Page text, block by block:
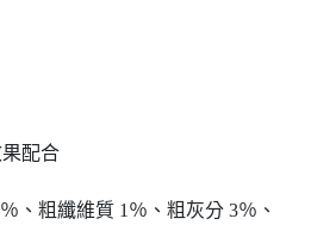
配合
、粗纖維質 1％、粗灰分 3％、